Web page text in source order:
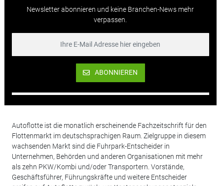
Newsletter abonnieren und keine Branchen-News mehr
verpassen.
ABONNIEREN
Autoflotte ist die monatlich erscheinende Fachzeitschrift für den
Flottenmarkt im deutschsprachigen Raum. Zielgruppe in diesem
wachsenden Markt sind die Fuhrpark-Entscheider in
Unternehmen, Behörden und anderen Organisationen mit mehr
als zehn PKW/Kombi und/oder Transportern. Vorstände,
Geschäftsführer, Führungskräfte und weitere Entscheider